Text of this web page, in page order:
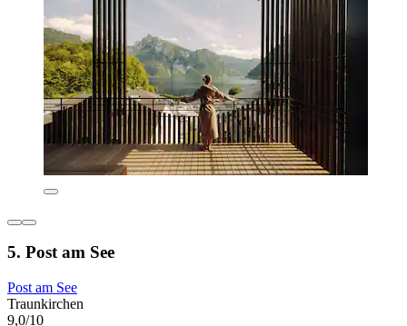
5. Post am See
Post am See
Traunkirchen
9,0/10